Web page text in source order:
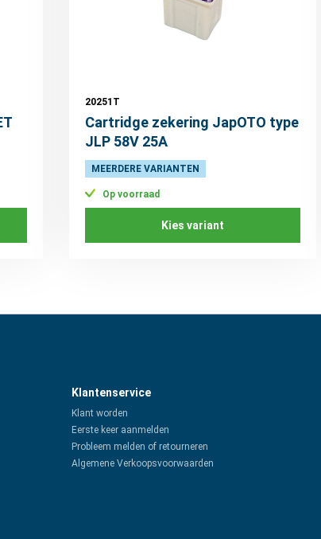
20251T
Cartridge zekering JapOTO type
JLP 58V 25A
MEERDERE VARIANTEN
Op voorraad
Kies variant
Klantenservice
Klant worden
Eerste keer aanmelden
Probleem melden of retourneren
Algemene Verkoopsvoorwaarden